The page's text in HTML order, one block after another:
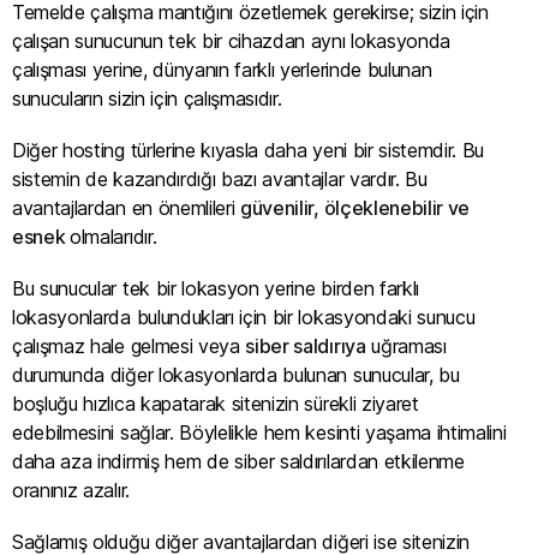
Temelde çalışma mantığını özetlemek gerekirse; sizin için
çalışan sunucunun tek bir cihazdan aynı lokasyonda
çalışması yerine, dünyanın farklı yerlerinde bulunan
sunucuların sizin için çalışmasıdır.
Diğer hosting türlerine kıyasla daha yeni bir sistemdir. Bu
sistemin de kazandırdığı bazı avantajlar vardır. Bu
avantajlardan en önemlileri güvenilir, ölçeklenebilir ve
esnekolmalarıdır.
Bu sunucular tek bir lokasyon yerine birden farklı
lokasyonlarda bulundukları için bir lokasyondaki sunucu
çalışmaz hale gelmesi veya siber saldırıya uğraması
durumunda diğer lokasyonlarda bulunan sunucular, bu
boşluğu hızlıca kapatarak sitenizin sürekli ziyaret
edebilmesini sağlar. Böylelikle hem kesinti yaşama ihtimalini
daha aza indirmiş hem de siber saldırılardan etkilenme
oranınız azalır.
Sağlamış olduğu diğer avantajlardan diğeri ise sitenizin